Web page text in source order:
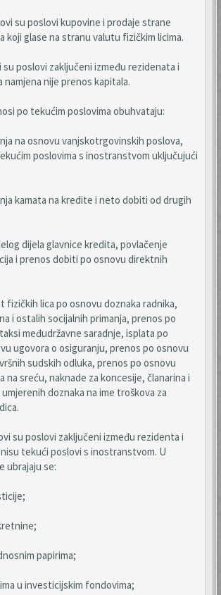
su poslovi kupovine i prodaje strane
koji glase na stranu valutu fizičkim licima.
poslovi zaključeni između rezidenata i
namjena nije prenos kapitala.
po tekućim poslovima obuhvataju:
na osnovu vanjskotrgovinskih poslova,
poslovima s inostranstvom uključujući
kamata na kredite i neto dobiti od drugih
dijela glavnice kredita, povlačenje
i prenos dobiti po osnovu direktnih
fizičkih lica po osnovu doznaka radnika,
i ostalih socijalnih primanja, prenos po
međudržavne saradnje, isplata po
ugovora o osiguranju, prenos po osnovu
sudskih odluka, prenos po osnovu
na sreću, naknade za koncesije, članarina i
doznaka na ime troškova za
su poslovi zaključeni između rezidenta i
tekući poslovi s inostranstvom. U
ubrajaju se:
papirima;
u investicijskim fondovima;